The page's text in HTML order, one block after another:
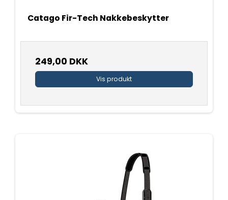
Catago Fir-Tech Nakkebeskytter
249,00 DKK
Vis produkt